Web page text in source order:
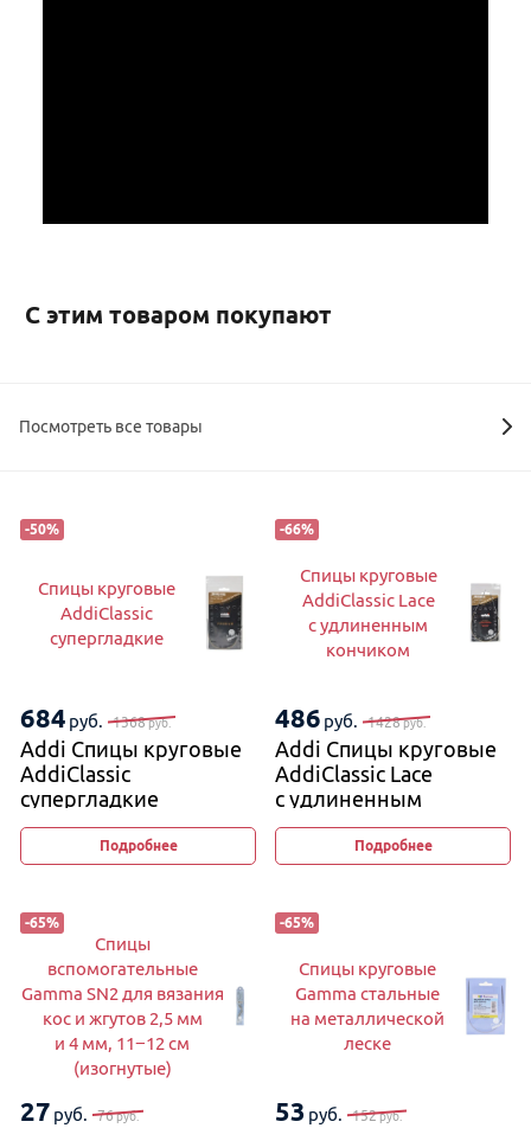
С этим товаром покупают
Посмотреть все товары
-50%
Спицы круговые
AddiClassic
супергладкие
684 руб. 1368руб.
Addi Спицы круговые
AddiClassic
супергладкие
Подробнее
-66%
Спицы круговые
AddiClassic Lace
с удлиненным
кончиком
486 руб. 1428руб.
Addi Спицы круговые
AddiClassic Lace
с удлиненным
кончиком
Подробнее
-65%
Спицы
вспомогательные
Gamma SN2 для вязания
кос и жгутов 2,5 мм
и 4 мм, 11−12 см
(изогнутые)
27 руб. 76руб.
-65%
Спицы круговые
Gamma стальные
на металлической
леске
53 руб. 152руб.